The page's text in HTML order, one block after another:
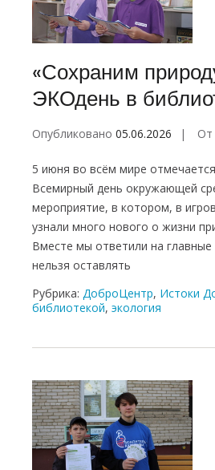
«Сохраним
ЭКОдень в
Опубликовано 05.06.2026 От
5 июня во всём мире
Всемирный день окружающей
мероприятие, в котором, в
узнали много нового о жизни
Вместе мы ответили на
нельзя оставлять
Рубрика: ДоброЦентр, Истоки
библиотекой, экология